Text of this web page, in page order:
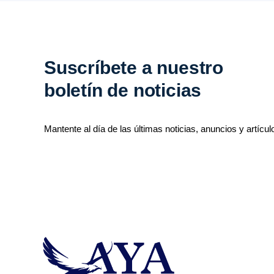
Suscríbete a nuestro
boletín de noticias
Mantente al día de las últimas noticias, anuncios y